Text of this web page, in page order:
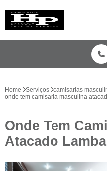
Home Serviços camisarias
onde tem camisaria masculina
Onde Tem
Atacado